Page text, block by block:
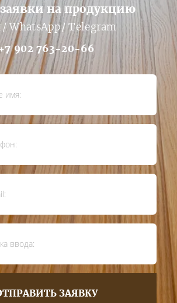
на продукцию
WhatsApp/ Telegram
902 763-20-66
ЗАЯВКУ